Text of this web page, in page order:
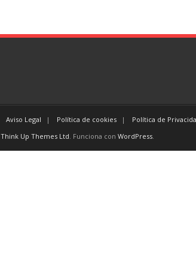
Aviso Legal Política de cookies
Política de
Think Up Themes Ltd. Funciona con WordPress.